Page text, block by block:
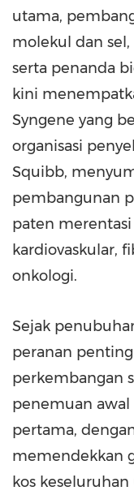
utama,
molekul dan
serta penanda
kini
Syngene yang
organisasi
Squibb,
pembangunan
paten
kardiovaskular,
onkologi.
Sejak
peranan
perkembangan
penemuan awal
pertama,
memendekkan
kos